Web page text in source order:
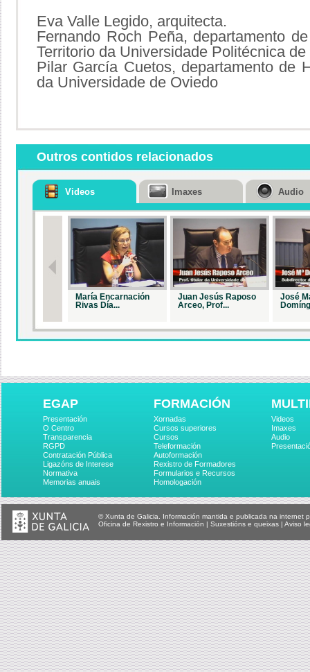
Eva Valle Legido, arquitecta.
Fernando Roch Peña, departamento
Territorio da Universidade Politécnica de
Pilar García Cuetos, departamento de
da Universidade de Oviedo
Outros contidos relacionados
Videos
María Encarnación
Rivas Día...
Juan Jesús Raposo
Arceo, Prof...
José
Imaxes Audio
EGAP
Presentación
O Centro
Transparencia
RGPD
Contratación Pública
Ligazóns de Interese
Normativa
Memorias anuais
FORMACIÓN
Xornadas
Cursos superiores
Cursos
Teleformación
Autoformación
Rexistro de Formadores
Formularios e Recursos
Homologación
Videos
Imaxes
Audio
© Xunta de Galicia. Información mantida e publicada na internet
Oficina de Rexistro e Información | Suxestións e queixas | Aviso